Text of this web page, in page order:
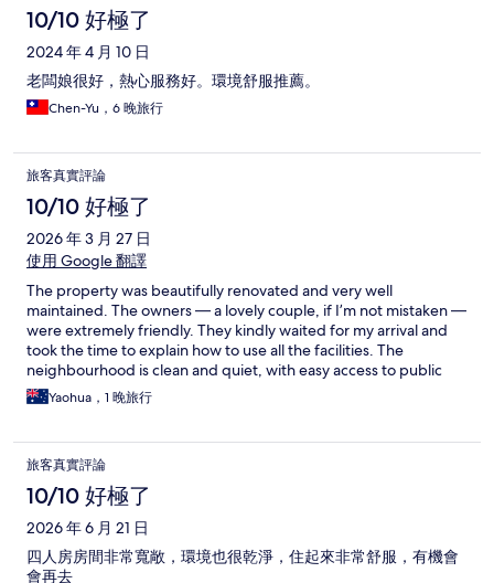
10/10 好極了
2024 年 4 月 10 日
老闆娘很好，熱心服務好。環境舒服推薦。
Chen-Yu，6 晚旅行
旅客真實評論
10/10 好極了
2026 年 3 月 27 日
使用 Google 翻譯
The property was beautifully renovated and very well
maintained. The owners — a lovely couple, if I’m not mistaken —
were extremely friendly. They kindly waited for my arrival and
took the time to explain how to use all the facilities. The
neighbourhood is clean and quiet, with easy access to public
transport, convenience stores, restaurants, and other amenities.
I had a very pleasant stay and was truly satisfied with the
Yaohua，1 晚旅行
旅客真實評論
10/10 好極了
2026 年 6 月 21 日
四人房房間非常寬敞，環境也很乾淨，住起來非常舒服，有機會
會再去